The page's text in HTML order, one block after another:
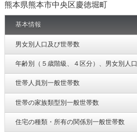
熊本県熊本市中央区慶徳堀町
基本情報
男女別人口及び世帯数
年齢別（５歳階級、４区分）、男女別人口
世帯人員別一般世帯数
世帯の家族類型別一般世帯数
住宅の種類・所有の関係別一般世帯数